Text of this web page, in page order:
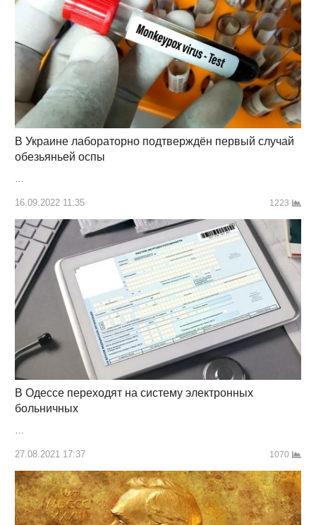
В Украине лабораторно подтверждён первый случай
обезьяньей оспы
…
16.09.2022 11:35 1223
В Одессе переходят на систему электронных
больничных
…
27.08.2021 17:37 1070